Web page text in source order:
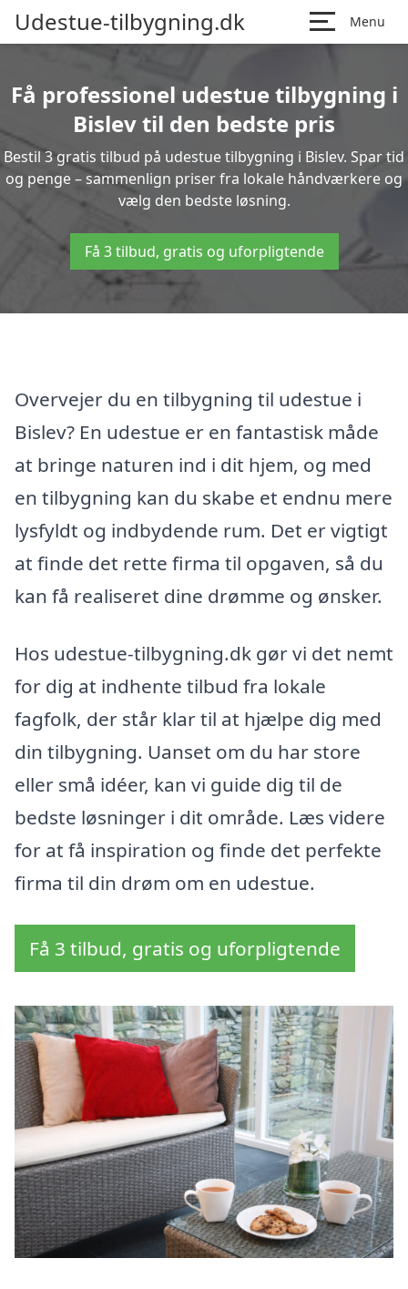
Udestue-tilbygning.dk Menu
Få professionel udestue tilbygning i
Bislev til den bedste pris
Bestil 3 gratis tilbud på udestue tilbygning i Bislev. Spar tid
og penge – sammenlign priser fra lokale håndværkere og
vælg den bedste løsning.
Få 3 tilbud, gratis og uforpligtende
Overvejer du en tilbygning til udestue i
Bislev? En udestue er en fantastisk måde
at bringe naturen ind i dit hjem, og med
en tilbygning kan du skabe et endnu mere
lysfyldt og indbydende rum. Det er vigtigt
at finde det rette firma til opgaven, så du
kan få realiseret dine drømme og ønsker.
Hos udestue-tilbygning.dk gør vi det nemt
for dig at indhente tilbud fra lokale
fagfolk, der står klar til at hjælpe dig med
din tilbygning. Uanset om du har store
eller små idéer, kan vi guide dig til de
bedste løsninger i dit område. Læs videre
for at få inspiration og finde det perfekte
firma til din drøm om en udestue.
Få 3 tilbud, gratis og uforpligtende